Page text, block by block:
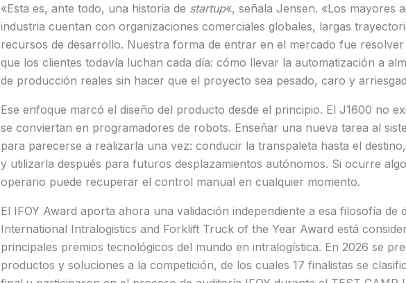
«Esta es, ante todo, una historia de startup«, señala Jensen. «Los mayores
industria cuentan con organizaciones comerciales globales, largas
recursos de desarrollo. Nuestra forma de entrar en el mercado fue
que los clientes todavía luchan cada día: cómo llevar la automatización a
de producción reales sin hacer que el proyecto sea pesado, caro y
Ese enfoque marcó el diseño del producto desde el principio. El J1600 no
se conviertan en programadores de robots. Enseñar una nueva tarea al
para parecerse a realizarla una vez: conducir la transpaleta hasta el
y utilizarla después para futuros desplazamientos autónomos. Si ocurre
operario puede recuperar el control manual en cualquier momento.
El IFOY Award aporta ahora una validación independiente a esa filosofía de
International Intralogistics and Forklift Truck of the Year Award está
principales premios tecnológicos del mundo en intralogística. En 2026 se
productos y soluciones a la competición, de los cuales 17 finalistas se